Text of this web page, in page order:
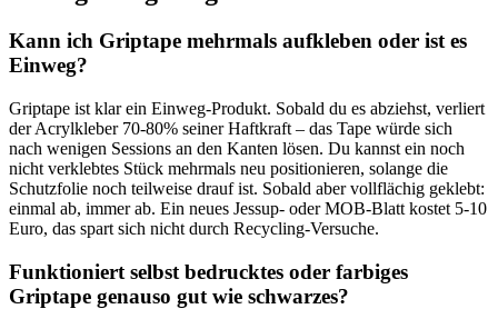
Kann ich Griptape mehrmals aufkleben oder ist es
Einweg?
Griptape ist klar ein Einweg-Produkt. Sobald du es abziehst, verliert
der Acrylkleber 70-80% seiner Haftkraft – das Tape würde sich
nach wenigen Sessions an den Kanten lösen. Du kannst ein noch
nicht verklebtes Stück mehrmals neu positionieren, solange die
Schutzfolie noch teilweise drauf ist. Sobald aber vollflächig geklebt:
einmal ab, immer ab. Ein neues Jessup- oder MOB-Blatt kostet 5-10
Euro, das spart sich nicht durch Recycling-Versuche.
Funktioniert selbst bedrucktes oder farbiges
Griptape genauso gut wie schwarzes?